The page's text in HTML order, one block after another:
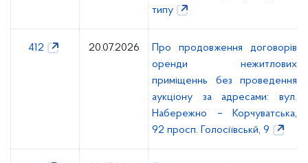
типу
412 20.07.2026
Про продовження договорів
оренди нежитлових
приміщеннь без проведення
аукціону за адресами: вул.
Набережно – Корчуватська,
92 просп. Голосіївськй, 9